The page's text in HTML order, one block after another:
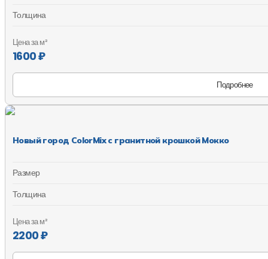
Толщина
Цена за м²
1600 ₽
Подробнее
Новый город ColorMix с гранитной крошкой Мокко
Размер
Толщина
Цена за м²
2200 ₽